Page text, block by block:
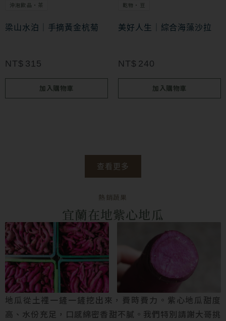
沖泡飲品・茶
梁山水泊｜手摘黃金杭菊
NT$ 315
加入購物車
乾物・豆
美好人生｜綜合海藻沙拉
NT$ 240
加入購物車
查看更多
熱銷蔬果
宜蘭在地紫心地瓜
地瓜從土裡一鏟一鏟挖出來，費時費力。紫心地瓜甜度
高、水份充足，口感綿密香甜不膩。我們特別請謝大哥挑